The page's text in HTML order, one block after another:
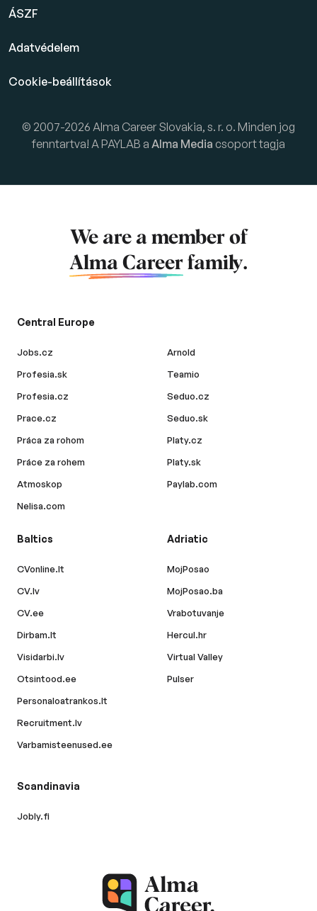
ÁSZF
Adatvédelem
Cookie-beállítások
© 2007-2026 Alma Career Slovakia, s. r. o. Minden jog
fenntartva! A PAYLAB a Alma Media csoport tagja
We are a member of
Alma Career family.
Central Europe
Jobs.cz
Profesia.sk
Profesia.cz
Prace.cz
Práca za rohom
Práce za rohem
Atmoskop
Nelisa.com
Arnold
Teamio
Seduo.cz
Seduo.sk
Platy.cz
Platy.sk
Paylab.com
Baltics
CVonline.lt
CV.lv
CV.ee
Dirbam.lt
Visidarbi.lv
Otsintood.ee
Personaloatrankos.lt
Recruitment.lv
Varbamisteenused.ee
Adriatic
MojPosao
MojPosao.ba
Vrabotuvanje
Hercul.hr
Virtual Valley
Pulser
Scandinavia
Jobly.fi